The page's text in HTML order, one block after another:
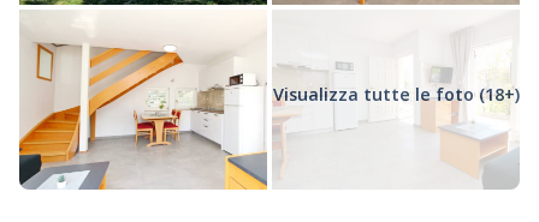
Visualizza tutte le foto (18+)